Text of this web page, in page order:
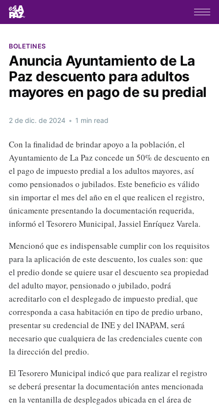
BOLETINES
Anuncia Ayuntamiento de La
Paz descuento para adultos
mayores en pago de su predial
2 de dic. de 2024 • 1 min read
Con la finalidad de brindar apoyo a la población, el
Ayuntamiento de La Paz concede un 50% de descuento en
el pago de impuesto predial a los adultos mayores, así
como pensionados o jubilados. Este beneficio es válido
sin importar el mes del año en el que realicen el registro,
únicamente presentando la documentación requerida,
informó el Tesorero Municipal, Jassiel Enríquez Varela.
Mencionó que es indispensable cumplir con los requisitos
para la aplicación de este descuento, los cuales son: que
el predio donde se quiere usar el descuento sea propiedad
del adulto mayor, pensionado o jubilado, podrá
acreditarlo con el desplegado de impuesto predial, que
corresponda a casa habitación en tipo de predio urbano,
presentar su credencial de INE y del INAPAM, será
necesario que cualquiera de las credenciales cuente con
la dirección del predio.
El Tesorero Municipal indicó que para realizar el registro
se deberá presentar la documentación antes mencionada
en la ventanilla de desplegados ubicada en el área de